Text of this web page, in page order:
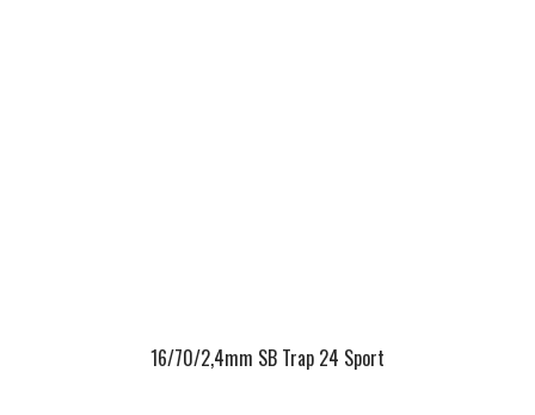
16/70/2,4mm SB Trap 24 Sport